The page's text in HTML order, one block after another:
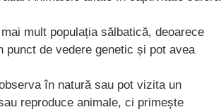
mult populația sălbatică, deoarece
de vedere genetic și pot avea
în natură sau pot vizita un
reproduce animale, ci primește